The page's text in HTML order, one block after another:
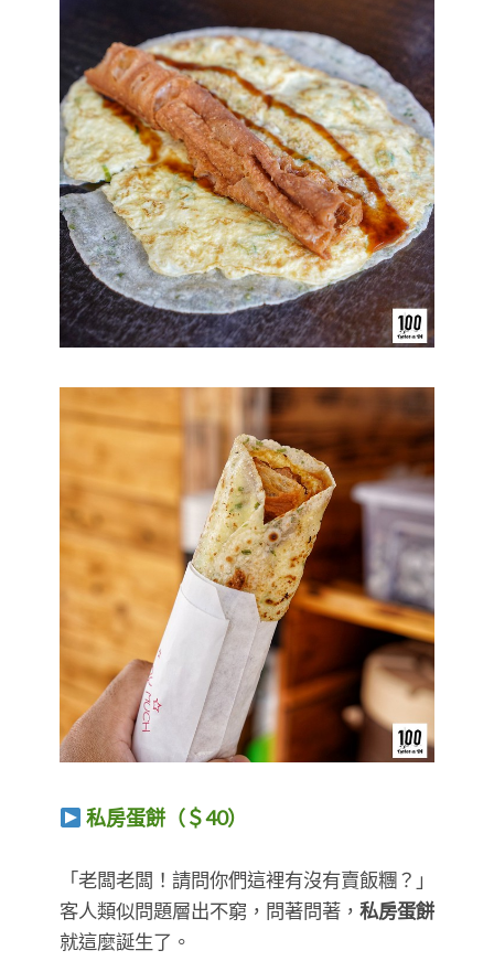
私房蛋餅（＄40）
​​​​​​​「老闆老闆！請問你們這裡有沒有賣飯糰？」
客人類似問題層出不窮，問著問著， 私房蛋餅
就這麼誕生了。